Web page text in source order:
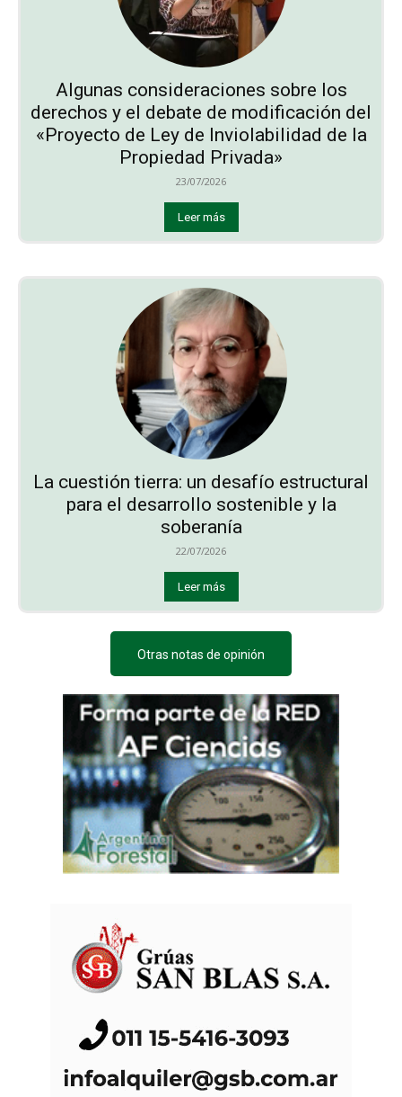
Algunas consideraciones sobre los
derechos y el debate de modificación del
«Proyecto de Ley de Inviolabilidad de la
Propiedad Privada»
23/07/2026
Leer más
La cuestión tierra: un desafío estructural
para el desarrollo sostenible y la
soberanía
22/07/2026
Leer más
Otras notas de opinión